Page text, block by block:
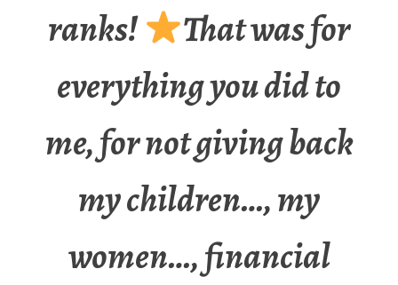
ranks!
That was for
everything you did to
me, for not giving back
my children…, my
women…, financial